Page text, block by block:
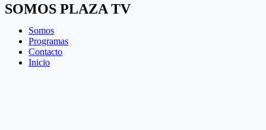
SOMOS PLAZA TV
Somos
Programas
Contacto
Inicio